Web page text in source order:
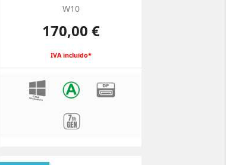
W10
Preço
170,00 €
IVA incluido*